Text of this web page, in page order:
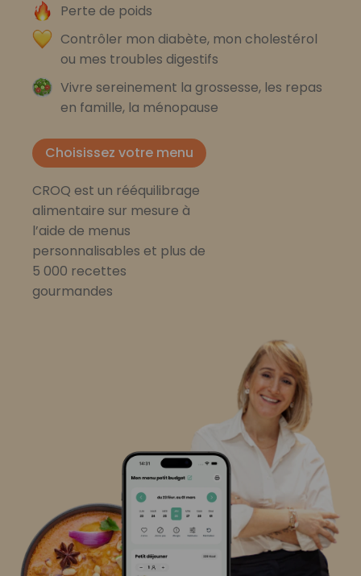
Perte de poids
Contrôler mon diabète, mon cholestérol
ou mes troubles digestifs
Vivre sereinement la grossesse, les repas
en famille, la ménopause
Choisissez votre menu
CROQ est un rééquilibrage
alimentaire sur mesure à
l’aide de menus
personnalisables et plus de
5 000 recettes
gourmandes